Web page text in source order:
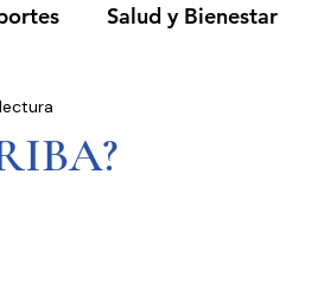
Salud y Bienestar